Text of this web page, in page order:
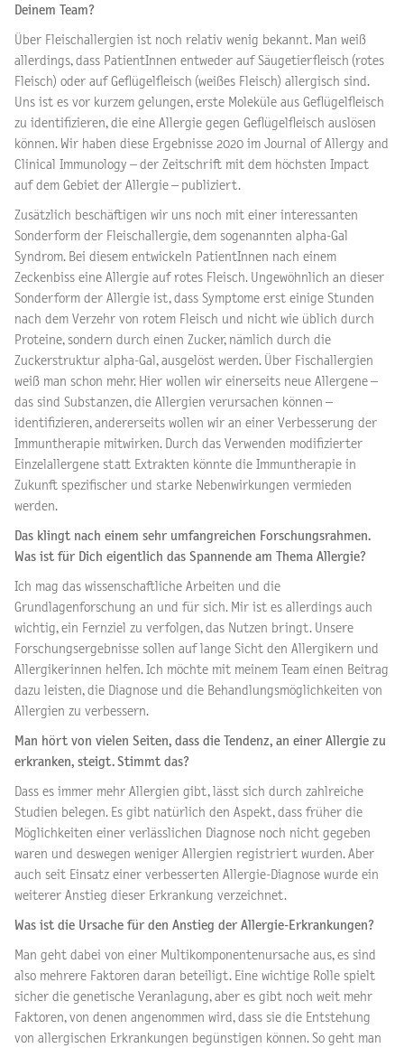
Deinem Team?
Über Fleischallergien ist noch relativ wenig bekannt. Man weiß
allerdings, dass PatientInnen entweder auf Säugetierfleisch (rotes
Fleisch) oder auf Geflügelfleisch (weißes Fleisch) allergisch sind.
Uns ist es vor kurzem gelungen, erste Moleküle aus Geflügelfleisch
zu identifizieren, die eine Allergie gegen Geflügelfleisch auslösen
können. Wir haben diese Ergebnisse 2020 im Journal of Allergy and
Clinical Immunology – der Zeitschrift mit dem höchsten Impact
auf dem Gebiet der Allergie – publiziert.
Zusätzlich beschäftigen wir uns noch mit einer interessanten
Sonderform der Fleischallergie, dem sogenannten alpha-Gal
Syndrom. Bei diesem entwickeln PatientInnen nach einem
Zeckenbiss eine Allergie auf rotes Fleisch. Ungewöhnlich an dieser
Sonderform der Allergie ist, dass Symptome erst einige Stunden
nach dem Verzehr von rotem Fleisch und nicht wie üblich durch
Proteine, sondern durch einen Zucker, nämlich durch die
Zuckerstruktur alpha-Gal, ausgelöst werden. Über Fischallergien
weiß man schon mehr. Hier wollen wir einerseits neue Allergene –
das sind Substanzen, die Allergien verursachen können –
identifizieren, andererseits wollen wir an einer Verbesserung der
Immuntherapie mitwirken. Durch das Verwenden modifizierter
Einzelallergene statt Extrakten könnte die Immuntherapie in
Zukunft spezifischer und starke Nebenwirkungen vermieden
werden.
Das klingt nach einem sehr umfangreichen Forschungsrahmen.
Was ist für Dich eigentlich das Spannende am Thema Allergie?
Ich mag das wissenschaftliche Arbeiten und die
Grundlagenforschung an und für sich. Mir ist es allerdings auch
wichtig, ein Fernziel zu verfolgen, das Nutzen bringt. Unsere
Forschungsergebnisse sollen auf lange Sicht den Allergikern und
Allergikerinnen helfen. Ich möchte mit meinem Team einen Beitrag
dazu leisten, die Diagnose und die Behandlungsmöglichkeiten von
Allergien zu verbessern.
Man hört von vielen Seiten, dass die Tendenz, an einer Allergie zu
erkranken, steigt. Stimmt das?
Dass es immer mehr Allergien gibt, lässt sich durch zahlreiche
Studien belegen. Es gibt natürlich den Aspekt, dass früher die
Möglichkeiten einer verlässlichen Diagnose noch nicht gegeben
waren und deswegen weniger Allergien registriert wurden. Aber
auch seit Einsatz einer verbesserten Allergie-Diagnose wurde ein
weiterer Anstieg dieser Erkrankung verzeichnet.
Was ist die Ursache für den Anstieg der Allergie-Erkrankungen?
Man geht dabei von einer Multikomponentenursache aus, es sind
also mehrere Faktoren daran beteiligt. Eine wichtige Rolle spielt
sicher die genetische Veranlagung, aber es gibt noch weit mehr
Faktoren, von denen angenommen wird, dass sie die Entstehung
von allergischen Erkrankungen begünstigen können. So geht man